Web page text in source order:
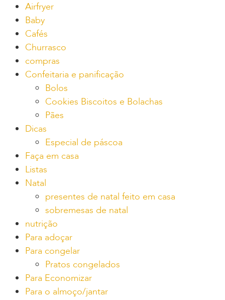
Airfryer
Baby
Cafés
Churrasco
compras
Confeitaria e panificação
Bolos
Cookies Biscoitos e Bolachas
Pães
Dicas
Especial de páscoa
Faça em casa
Listas
Natal
presentes de natal feito em casa
sobremesas de natal
nutrição
Para adoçar
Para congelar
Pratos congelados
Para Economizar
Para o almoço/jantar